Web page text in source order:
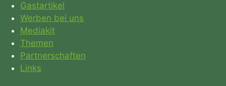
Gastartikel
Werben bei uns
Mediakit
Themen
Partnerschaften
Links